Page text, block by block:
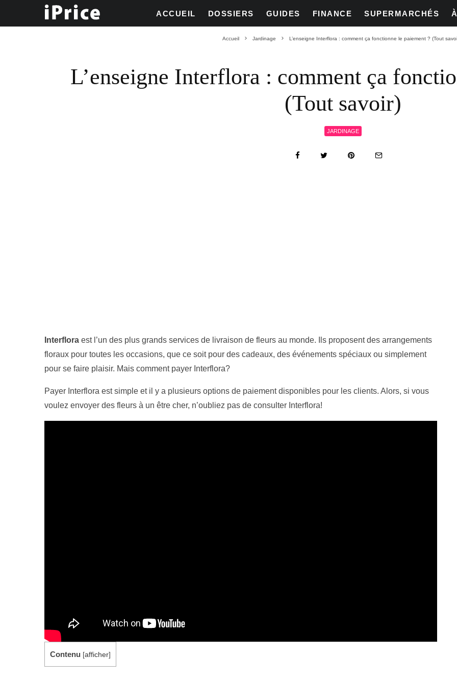
ACCUEIL DOSSIERS GUIDES FINANCE SUPERMARCHÉS
Accueil Jardinage L’enseigne Interflora : comment ça fonctionne le paiement ? (Tout
L’enseigne Interflora : comment ça
(Tout savoir)
JARDINAGE
Interflora est l’un des plus grands services de livraison de fleurs au monde. Ils proposent des arrangements
floraux pour toutes les occasions, que ce soit pour des cadeaux, des événements spéciaux ou simplement
pour se faire plaisir. Mais comment payer Interflora?
Payer Interflora est simple et il y a plusieurs options de paiement disponibles pour les clients. Alors, si vous
voulez envoyer des fleurs à un être cher, n’oubliez pas de consulter Interflora!
Contenu [afficher]